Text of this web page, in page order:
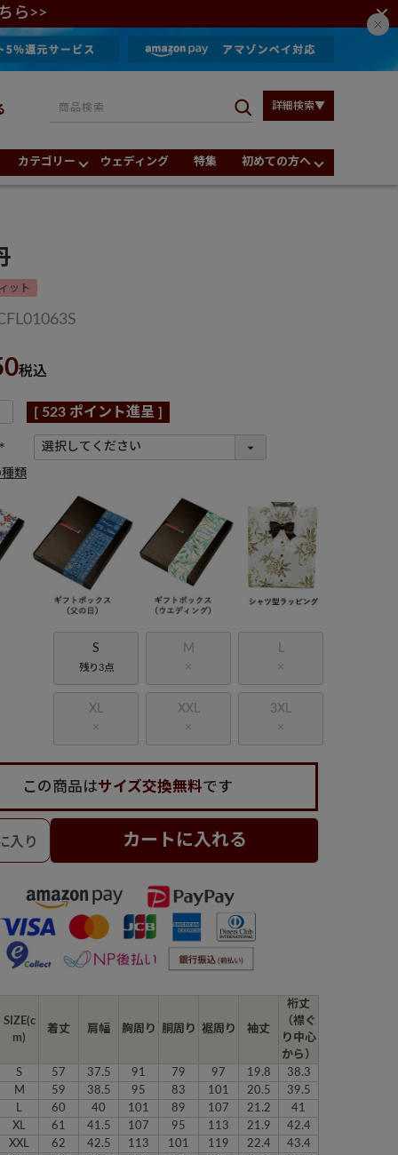
ら>>
詳細検索▼
カテゴリー ウェディング 特集 初めての方へ
ット
税込
[ 523 ポイント進呈 ]
類
S
残り3点
M
×
×
XL
×
XXL
×
3XL
×
この商品はサイズ交換無料です
カートに入れる
SIZE(c
m)
着丈 肩幅 胸周り 胴周り 裾周り 袖丈
裄丈
（襟ぐ
り中心
から）
S
57 37.5 91 79 97 19.8
38.3
M
59 38.5 95 83 101 20.5
39.5
L
60 40 101 89 107 21.2
41
XL
61 41.5 107 95 113 21.9
42.4
XXL
62 42.5 113 101 119 22.4
43.4